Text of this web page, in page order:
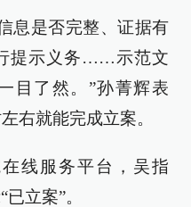
息是否完整、证据有
提示义务……示范文
目了然。”孙菁辉表
右就能完成立案。
线服务平台，吴指
立案”。